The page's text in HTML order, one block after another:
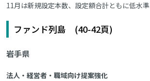
11月は新規設定本数、設定額合計ともに低水準
ファンド列島 (40-42頁)
岩手県
法人・経営者・職域向け提案強化